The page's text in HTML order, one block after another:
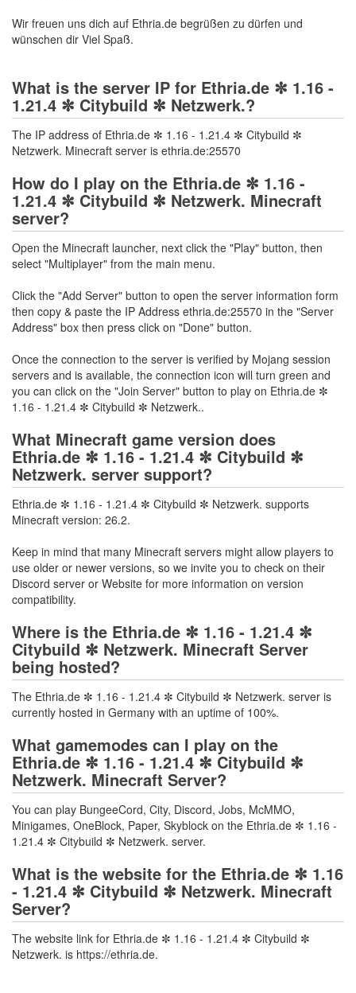
Wir freuen uns dich auf Ethria.de begrüßen zu dürfen und
wünschen dir Viel Spaß.
What is the server IP for Ethria.de ✼ 1.16 -
1.21.4 ✼ Citybuild ✼ Netzwerk.?
The IP address of Ethria.de ✼ 1.16 - 1.21.4 ✼ Citybuild ✼
Netzwerk. Minecraft server is ethria.de:25570
How do I play on the Ethria.de ✼ 1.16 -
1.21.4 ✼ Citybuild ✼ Netzwerk. Minecraft
server?
Open the Minecraft launcher, next click the "Play" button, then
select "Multiplayer" from the main menu.
Click the "Add Server" button to open the server information form
then copy & paste the IP Address ethria.de:25570 in the "Server
Address" box then press click on "Done" button.
Once the connection to the server is verified by Mojang session
servers and is available, the connection icon will turn green and
you can click on the "Join Server" button to play on Ethria.de ✼
1.16 - 1.21.4 ✼ Citybuild ✼ Netzwerk..
What Minecraft game version does
Ethria.de ✼ 1.16 - 1.21.4 ✼ Citybuild ✼
Netzwerk. server support?
Ethria.de ✼ 1.16 - 1.21.4 ✼ Citybuild ✼ Netzwerk. supports
Minecraft version: 26.2.
Keep in mind that many Minecraft servers might allow players to
use older or newer versions, so we invite you to check on their
Discord server or Website for more information on version
compatibility.
Where is the Ethria.de ✼ 1.16 - 1.21.4 ✼
Citybuild ✼ Netzwerk. Minecraft Server
being hosted?
The Ethria.de ✼ 1.16 - 1.21.4 ✼ Citybuild ✼ Netzwerk. server is
currently hosted in Germany with an uptime of 100%.
What gamemodes can I play on the
Ethria.de ✼ 1.16 - 1.21.4 ✼ Citybuild ✼
Netzwerk. Minecraft Server?
You can play BungeeCord, City, Discord, Jobs, McMMO,
Minigames, OneBlock, Paper, Skyblock on the Ethria.de ✼ 1.16 -
1.21.4 ✼ Citybuild ✼ Netzwerk. server.
What is the website for the Ethria.de ✼ 1.16
- 1.21.4 ✼ Citybuild ✼ Netzwerk. Minecraft
Server?
The website link for Ethria.de ✼ 1.16 - 1.21.4 ✼ Citybuild ✼
Netzwerk. is https://ethria.de.